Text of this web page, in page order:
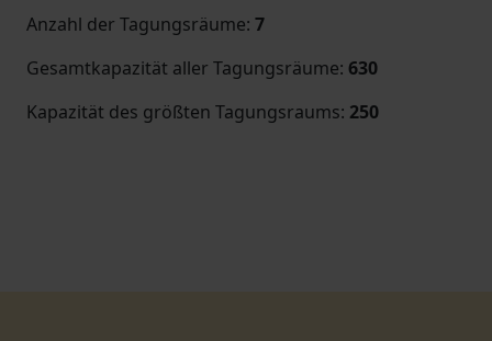
Anzahl der Tagungsräume: 7
Gesamtkapazität aller Tagungsräume: 630
Kapazität des größten Tagungsraums: 250